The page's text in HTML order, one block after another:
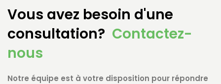
Vous avez besoin d'une
consultation? Contactez-
nous
Notre équipe est à votre disposition pour répondre